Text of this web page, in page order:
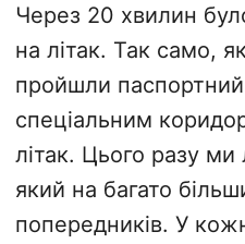
Через 20 хвилин
на літак. Так само,
пройшли паспортний
спеціальним
літак. Цього разу ми
який на багато
попередників. У